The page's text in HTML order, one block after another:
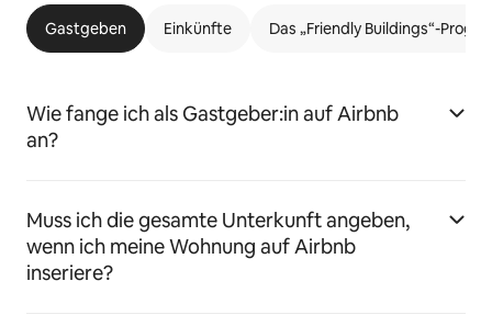
Gastgeben Einkünfte Das „Friendly Buildings“-
Wie fange ich als Gastgeber:in auf Airbnb
an?
Muss ich die gesamte Unterkunft angeben,
wenn ich meine Wohnung auf Airbnb
inseriere?